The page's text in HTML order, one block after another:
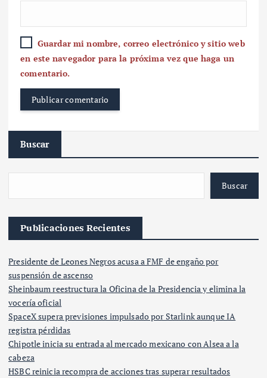
Guardar mi nombre, correo electrónico y sitio web
en este navegador para la próxima vez que haga un
comentario.
Buscar
Buscar
Publicaciones Recientes
Presidente de Leones Negros acusa a FMF de engaño por
suspensión de ascenso
Sheinbaum reestructura la Oficina de la Presidencia y elimina la
vocería oficial
SpaceX supera previsiones impulsado por Starlink aunque IA
registra pérdidas
Chipotle inicia su entrada al mercado mexicano con Alsea a la
cabeza
HSBC reinicia recompra de acciones tras superar resultados